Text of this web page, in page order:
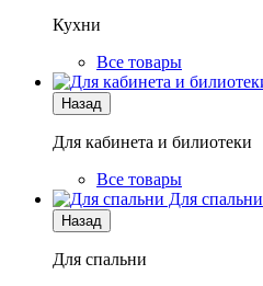
Кухни
Все товары
Назад
Для кабинета и билиотеки
Все товары
Для спальни
Назад
Для спальни